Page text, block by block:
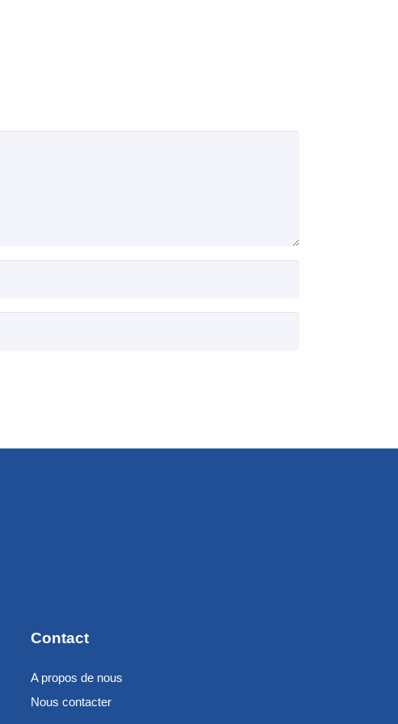
Contact
A propos de nous
Nous contacter